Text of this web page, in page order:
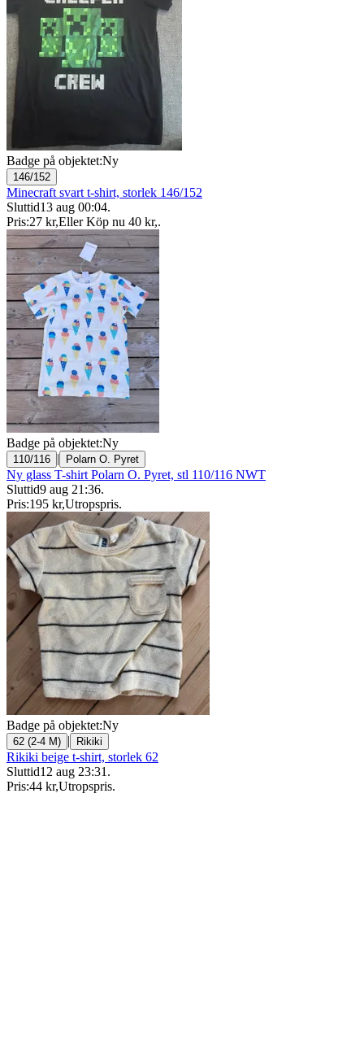
Badge på objektet:Ny
146/152
Minecraft svart t-shirt, storlek 146/152
Sluttid13 aug 00:04.
Pris:27 kr,Eller Köp nu 40 kr,.
Badge på objektet:Ny
110/116 | Polarn O. Pyret
Ny glass T-shirt Polarn O. Pyret, stl 110/116 NWT
Sluttid9 aug 21:36.
Pris:195 kr,Utropspris.
Badge på objektet:Ny
62 (2-4 M) | Rikiki
Rikiki beige t-shirt, storlek 62
Sluttid12 aug 23:31 .
Pris:44 kr,Utropspris.